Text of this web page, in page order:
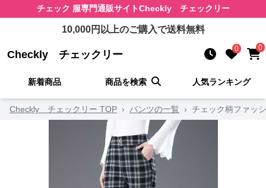
チェック 服専門通販サイトCheckly チェックリー
10,000円以上のご購入で送料無料
Checkly チェックリー 0 0
新着商品 商品を検索 人気ランキング
Checkly チェックリー TOP › パンツの一覧 › チェック柄ファッ